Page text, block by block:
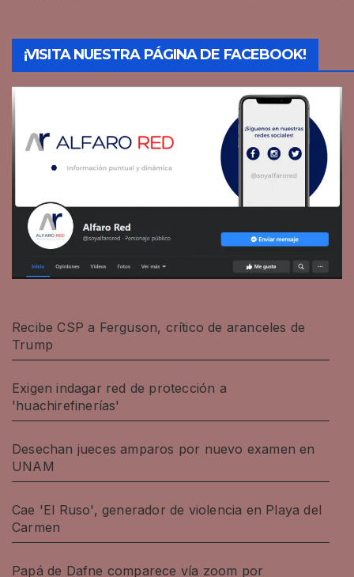
¡VISITA NUESTRA PÁGINA DE FACEBOOK!
Recibe CSP a Ferguson, crítico de aranceles de
Trump
Exigen indagar red de protección a
'huachirefinerías'
Desechan jueces amparos por nuevo examen en
UNAM
Cae 'El Ruso', generador de violencia en Playa del
Carmen
Papá de Dafne comparece vía zoom por